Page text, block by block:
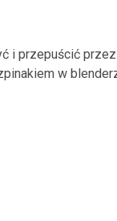
i przepuścić
w